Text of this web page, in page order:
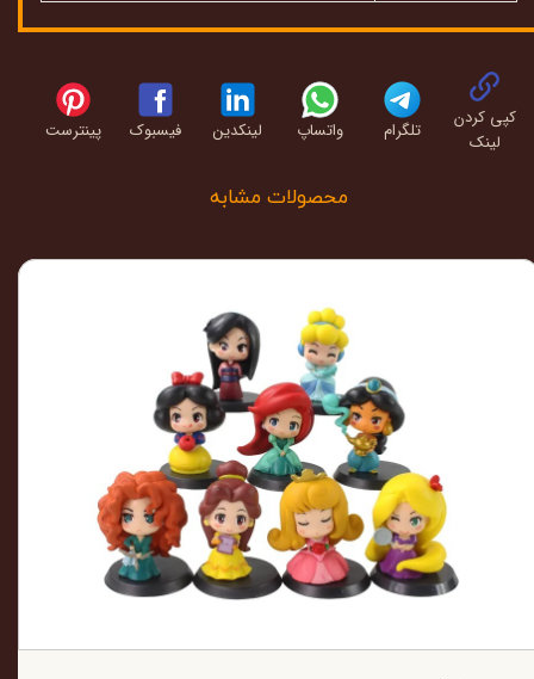
محصولات مشابه
کپی کردن
لینک
تلگرام واتساپ لینکدین فیسبوک پینترست